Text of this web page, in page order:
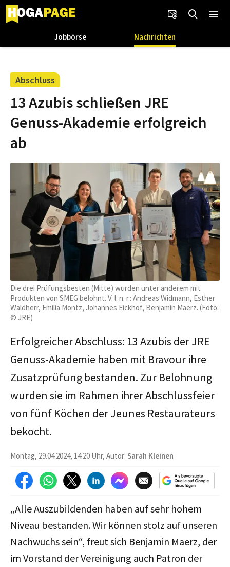
Jobbörse Nachrichten
Abschluss
13 Azubis schließen JRE
Genuss-Akademie erfolgreich
ab
Die drei Prüfungsbesten (Mitte) wurden unter anderem mit
Produkten von SMEG belohnt. V. l. n. r.: Andreas Widmann, Esther
Waldherr, Emilia Montz, Johannes Eickhof, Benjamin Maerz. (Foto:
© JRE)
Erfolgreicher Abschluss: 13 Azubis der JRE
Genuss-Akademie haben mit Bravour ihre
Zusatzprüfung bestanden. Zur Belohnung
wurden sie im Rahmen ihrer Abschlussfeier
von fünf Köchen der Jeunes Restaurateurs
bekocht.
Montag, 29.04.2024, 14:20 Uhr, Autor: Sarah Kleinen
„Alle Auszubildenden haben auf sehr hohem
Niveau bestanden. Wir können stolz auf unseren
Nachwuchs sein“, freut sich Benjamin Maerz, der
im Vorstand der Vereinigung auch Patron der